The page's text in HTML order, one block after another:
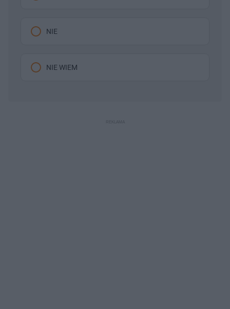
NIE
NIE WIEM